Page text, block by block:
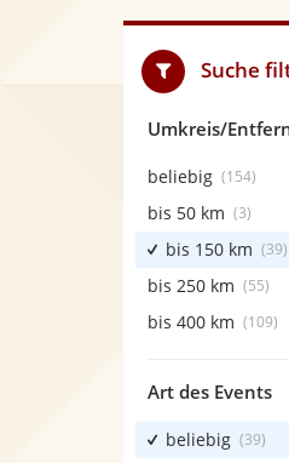
Suche
Umkreis/
beliebig (154)
bis 50 km (3)
bis 150 km (39)
bis 250 km (55)
bis 400 km (109)
Art des Events
beliebig (39)